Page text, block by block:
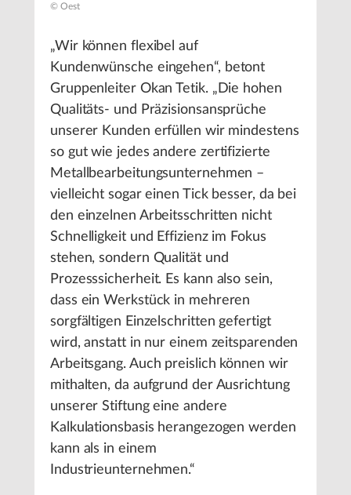
© Oest
„Wir können flexibel auf
Kundenwünsche eingehen“, betont
Gruppenleiter Okan Tetik. „Die hohen
Qualitäts- und Präzisionsansprüche
unserer Kunden erfüllen wir mindestens
so gut wie jedes andere zertifizierte
Metallbearbeitungsunternehmen –
vielleicht sogar einen Tick besser, da bei
den einzelnen Arbeitsschritten nicht
Schnelligkeit und Effizienz im Fokus
stehen, sondern Qualität und
Prozesssicherheit. Es kann also sein,
dass ein Werkstück in mehreren
sorgfältigen Einzelschritten gefertigt
wird, anstatt in nur einem zeitsparenden
Arbeitsgang. Auch preislich können wir
mithalten, da aufgrund der Ausrichtung
unserer Stiftung eine andere
Kalkulationsbasis herangezogen werden
kann als in einem
Industrieunternehmen.“